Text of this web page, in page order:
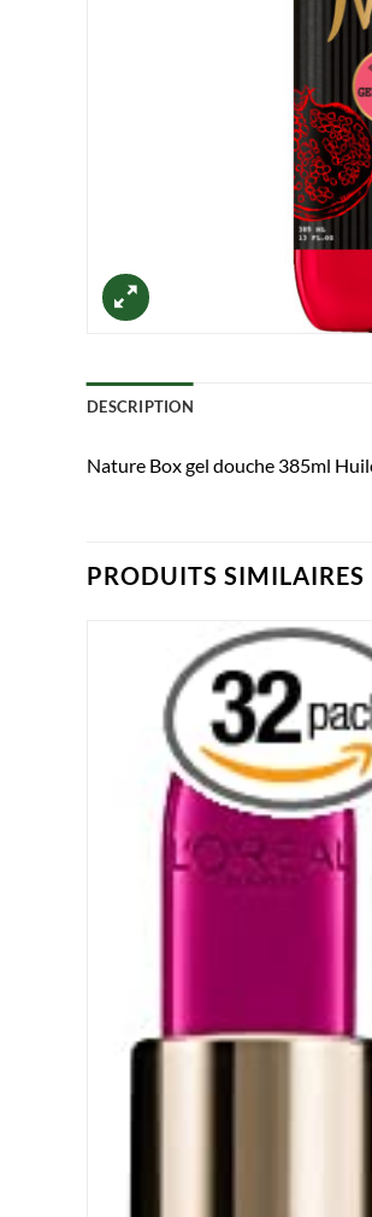
DESCRIPTION
Nature Box gel douche 385ml
PRODUITS SIMILAIRES